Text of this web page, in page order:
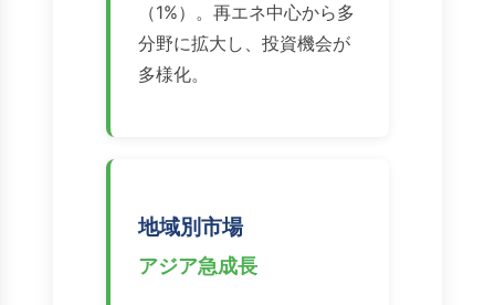
（1%）。再エネ中心から多
分野に拡大し、投資機会が
多様化。
地域別市場
アジア急成長